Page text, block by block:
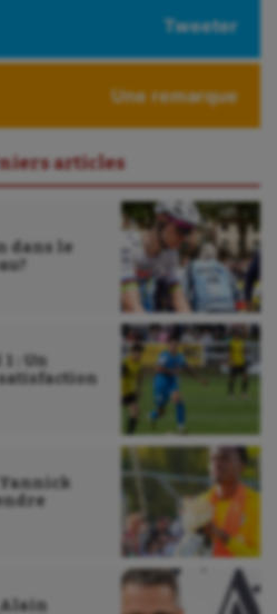
Tweeter
Une remarque
articles
dans le
: Un
Yannick
Alain